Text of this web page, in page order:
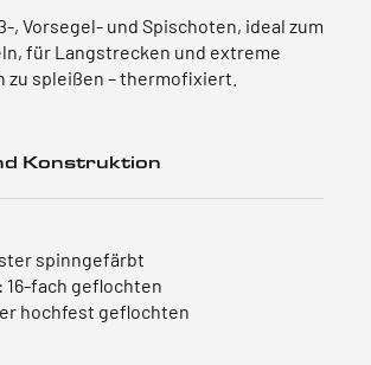
, Vorsegel- und Spischoten, ideal zum
für Langstrecken und extreme
zu spleißen – thermofixiert.
Konstruktion
spinngefärbt
fach geflochten
hochfest geflochten